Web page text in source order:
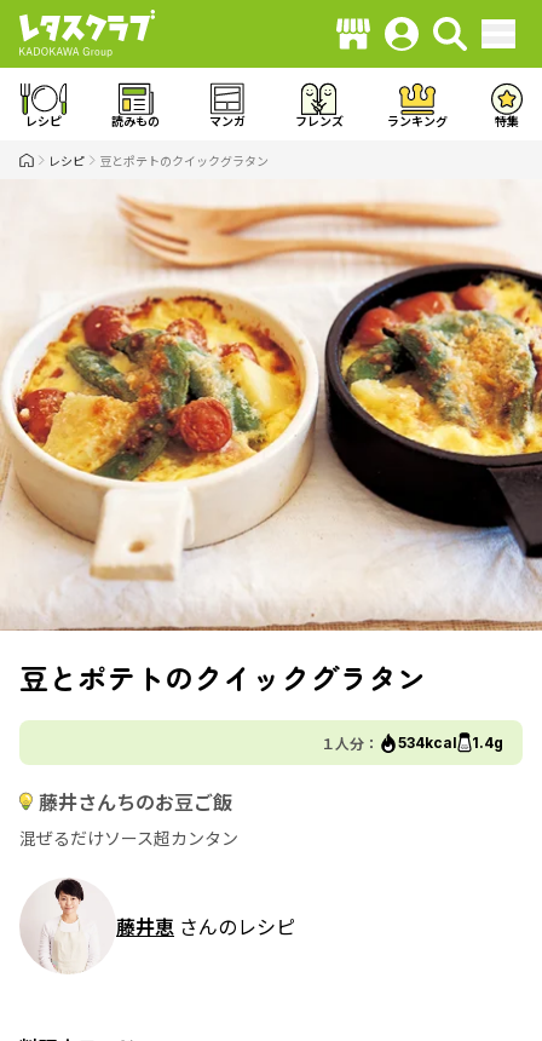
レシピ 読みもの マンガ フレンズ ランキング 特集
レシピ 豆とポテトのクイックグラタン
豆とポテトのクイックグラタン
１人分： 534kcal 1.4g
藤井さんちのお豆ご飯
混ぜるだけソース超カンタン
藤井恵 さんのレシピ